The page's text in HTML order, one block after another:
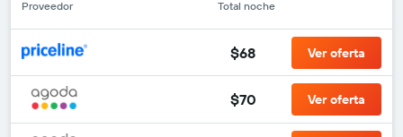
Proveedor Total noche
$68 Ver oferta
$70 Ver oferta